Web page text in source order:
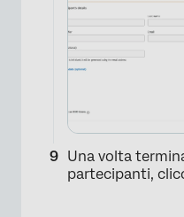
Una volta
partecipanti,